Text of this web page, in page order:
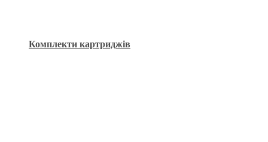
Комплекти картриджів